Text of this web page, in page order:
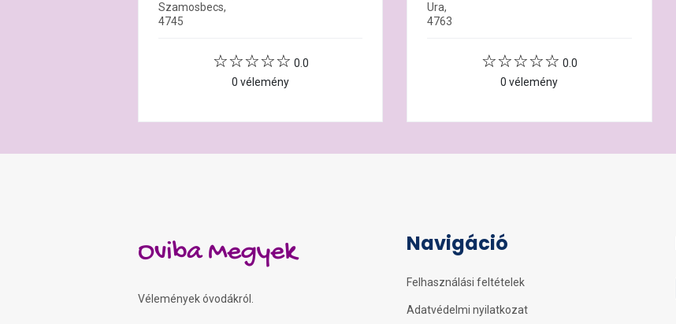
Szamosbecs,
4745
0.0
0 vélemény
Ura,
4763
0.0
0 vélemény
Oviba Megyek
Vélemények óvodákról.
Navigáció
Felhasználási feltételek
Adatvédelmi nyilatkozat